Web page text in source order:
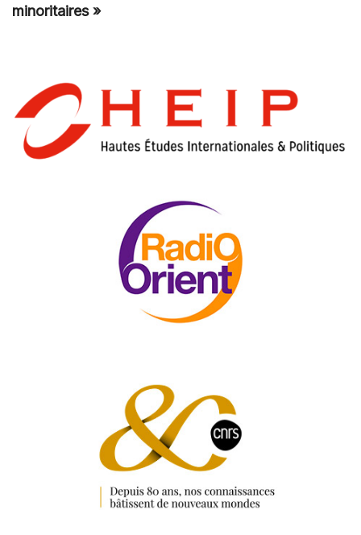
minoritaires »